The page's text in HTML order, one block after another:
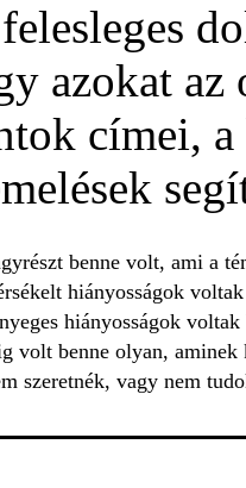
azokat az
címei, a
benne volt, ami a
hiányosságok voltak
hiányosságok voltak
volt benne olyan, aminek
szeretnék, vagy nem